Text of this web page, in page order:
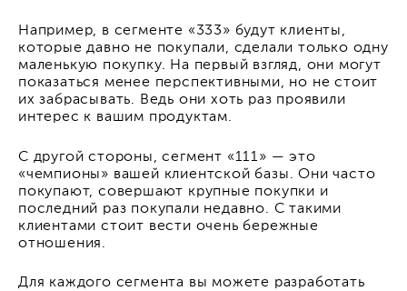
Например, в сегменте «333» будут клиенты,
которые давно не покупали, сделали только одну
маленькую покупку. На первый взгляд, они могут
показаться менее перспективными, но не стоит
их забрасывать. Ведь они хоть раз проявили
интерес к вашим продуктам.
С другой стороны, сегмент «111» — это
«чемпионы» вашей клиентской базы. Они часто
покупают, совершают крупные покупки и
последний раз покупали недавно. С такими
клиентами стоит вести очень бережные
отношения.
Для каждого сегмента вы можете разработать